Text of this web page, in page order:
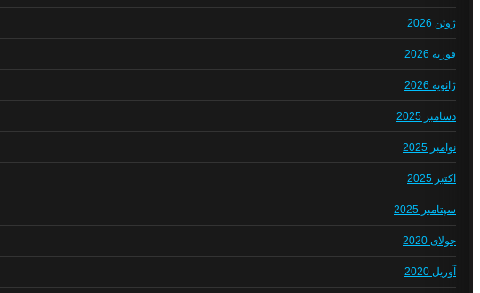
ژوئن 2026
فوریه 2026
ژانویه 2026
دسامبر 2025
نوامبر 2025
اکتبر 2025
سپتامبر 2025
جولای 2020
آوریل 2020